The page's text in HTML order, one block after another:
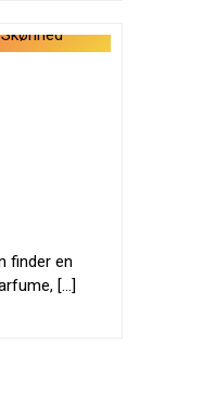
finder en
[...]